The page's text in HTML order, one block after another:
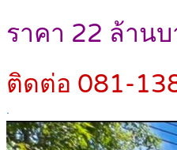
ราคา 22 ล้าน
ติดต่อ 081-
.